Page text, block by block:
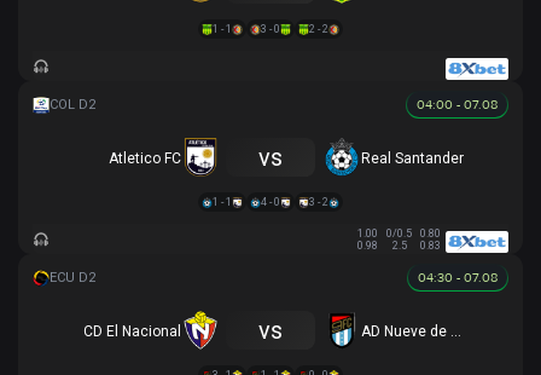
1 - 1 3 - 0 2 - 2
04:00 - 07.08
Atletico FC vs Real Santander
1 - 1 4 - 0 3 - 2
1.00 0/0.5
0.80
0.98
2.5 0.83
04:30 - 07.08
CD El Nacional vs